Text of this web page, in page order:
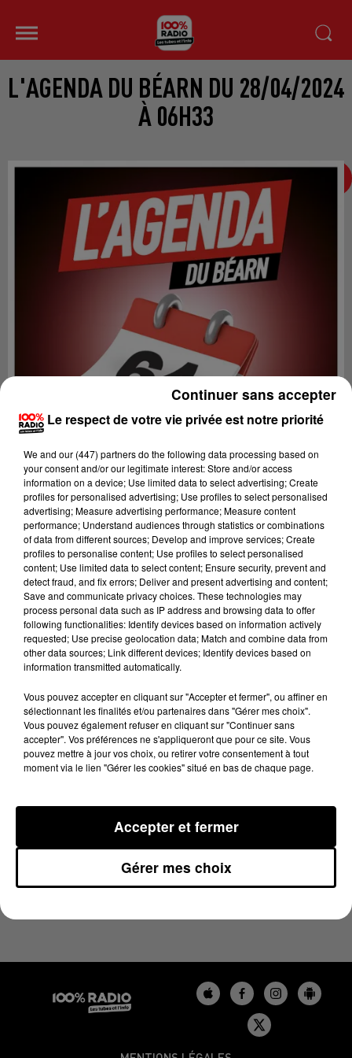
L'AGENDA DU BÉARN DU 28/04/2024
À 06H33
Lecture (1 min 14 sec)
100%
28 avril 2024 - 1 min 14 sec
L'AGENDA DU BÉARN DU 28/04/2024 À 06H33
Le respect de votre vie privée est notre priorité
We and our (447) partnersdo the following data processing based on
your consent and/or our legitimate interest: Store and/or access
information on a device; Use limited data to select advertising; Create
profiles for personalised advertising; Use profiles to select personalised
advertising; Measure advertising performance; Measure content
performance; Understand audiences through statistics or combinations
of data from different sources; Develop and improve services; Create
profiles to personalise content; Use profiles to select personalised
content; Use limited data to select content; Ensure security, prevent and
detect fraud, and fix errors; Deliver and present advertising and content;
Save and communicate privacy choices. These technologies may
process personal data such as IP address and browsing data to offer
following functionalities: Identify devices based on information actively
requested; Use precise geolocation data; Match and combine data from
other data sources; Link different devices; Identify devices based on
information transmitted automatically.
Vous pouvez accepter en cliquant sur "Accepter et fermer", ou affiner en
sélectionnant les finalités et/ou partenaires dans "Gérer mes choix".
Vous pouvez également refuser en cliquant sur "Continuer sans
accepter". Vos préférences ne s'appliqueront que pour ce site. Vous
pouvez mettre à jour vos choix, ou retirer votre consentement à tout
moment via le lien "Gérer les cookies" situé en bas de chaque page.
Gérer mes choix
Accepter et fermer
Continuer sans accepter